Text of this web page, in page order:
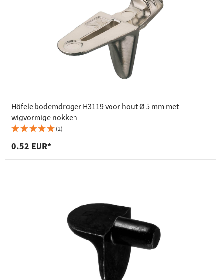
Häfele bodemdrager H3119 voor hout Ø 5 mm met
wigvormige nokken
(2)
0.52 EUR*